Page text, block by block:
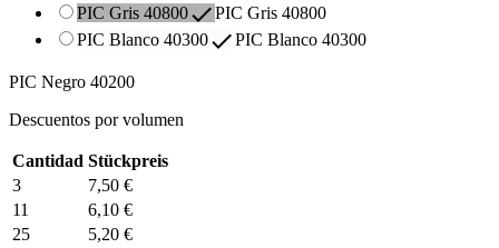
PIC Gris 40800PIC Gris 40800
PIC Blanco 40300PIC Blanco 40300
PIC Negro 40200
Descuentos por volumen
Cantidad Stückpreis
3
7,50 €
11
6,10 €
25
5,20 €